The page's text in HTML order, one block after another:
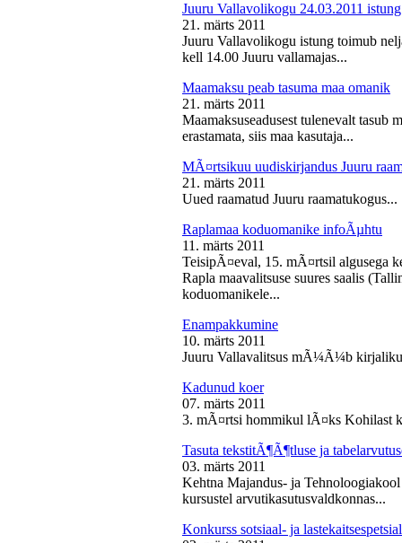
Juuru Vallavolikogu 24.03.2011 istung
21. märts 2011
Juuru Vallavolikogu istung toimub
kell 14.00 Juuru vallamajas...
Maamaksu peab tasuma maa omanik
21. märts 2011
Maamaksuseadusest tulenevalt tasub
erastamata, siis maa kasutaja...
MÃ¤rtsikuu uudiskirjandus Juuru
21. märts 2011
Uued raamatud Juuru raamatukogus...
Raplamaa koduomanike infoÃµhtu
11. märts 2011
TeisipÃ¤eval, 15. mÃ¤rtsil algusega
Rapla maavalitsuse suures saalis
koduomanikele...
Enampakkumine
10. märts 2011
Juuru Vallavalitsus mÃ¼Ã¼b kirjaliku
Kadunud koer
07. märts 2011
3. mÃ¤rtsi hommikul lÃ¤ks Kohilast
Tasuta tekstitÃ¶Ã¶tluse ja
03. märts 2011
Kehtna Majandus- ja
kursustel arvutikasutusvaldkonnas...
Konkurss sotsiaal- ja